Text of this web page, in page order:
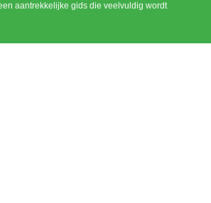
aantrekkelijke gids die veelvuldig wordt